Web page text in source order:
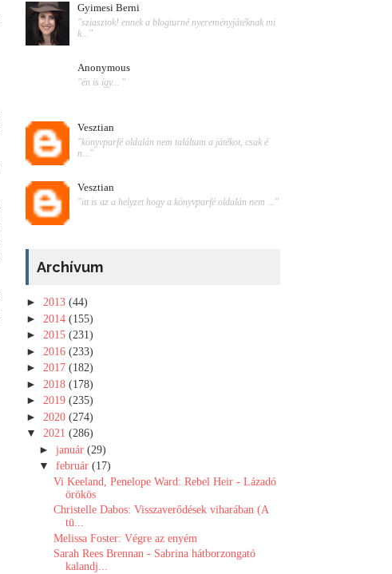
Gyimesi Berni
"sziasztok! ennek a blogturné nyereményjátéknak mi
k..."
Anonymous
"én is így... "
Vesztian
"könyvparfé oldalán nem találtam a játékot, csak é
n..."
Vesztian
"itt is az a helyzet hogy a könyvparfé oldalán nem ..."
Archívum
► 2013 (44)
► 2014 (155)
► 2015 (231)
► 2016 (233)
► 2017 (182)
► 2018 (178)
► 2019 (235)
► 2020 (274)
▼ 2021 (286)
►január(29)
▼ február(17)
Vi Keeland, Penelope Ward: Rebel Heir - Lázadó
örökös
Christelle Dabos: Visszaverődések ​viharában (A
tü...
Melissa Foster: Végre az enyém
Sarah Rees Brennan - Sabrina hátborzongató
kalandj...